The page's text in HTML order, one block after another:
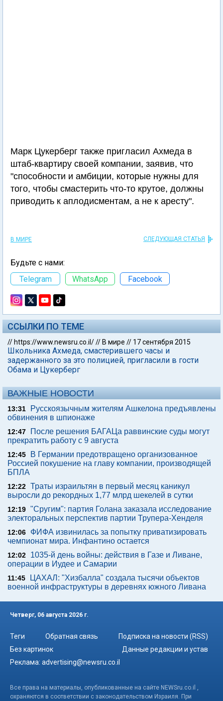
Марк Цукерберг также пригласил Ахмеда в
штаб-квартиру своей компании, заявив, что
"способности и амбиции, которые нужны для
того, чтобы смастерить что-то крутое, должны
приводить к аплодисментам, а не к аресту".
В МИРЕ СЛЕДУЮЩАЯ СТАТЬЯ
Будьте с нами:
Telegram
WhatsApp Facebook
ССЫЛКИ ПО ТЕМЕ
// https://www.newsru.co.il/// В мире // 17 сентября 2015
Школьника Ахмеда, смастерившего часы и
задержанного за это полицией, пригласили в гости
Обама и Цукерберг
ВАЖНЫЕ НОВОСТИ
13:31
Русскоязычным жителям Ашкелона предъявлены
обвинения в шпионаже
12:47
После решения БАГАЦа раввинские суды могут
прекратить работу с 9 августа
12:45
В Германии предотвращено организованное
Россией покушение на главу компании, производящей
БПЛА
12:22 Траты израильтян в первый месяц каникул
выросли до рекордных 1,77 млрд шекелей в сутки
12:19 "Сругим": партия Голана заказала исследование
электоральных перспектив партии Трупера-Хенделя
12:06
ФИФА извинилась за попытку приватизировать
чемпионат мира. Инфантино остается
12:02
1035-й день войны: действия в Газе и Ливане,
операции в Иудее и Самарии
11:45
ЦАХАЛ: "Хизбалла" создала тысячи объектов
военной инфраструктуры в деревнях южного Ливана
Четверг, 06 августа 2026 г.
Теги Обратная связь
Подписка на новости (RSS)
Без картинок
Данные редакции и устав
Реклама: advertising@newsru.co.il
Все права на материалы, опубликованные на сайте NEWSru.co.il ,
охраняются в соответствии с законодательством Израиля. При